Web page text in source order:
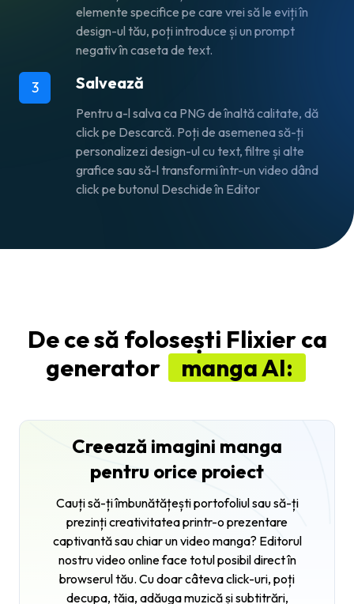
elemente specifice pe care vrei să le eviți în
design-ul tău, poți introduce și un prompt
negativ în caseta de text.
3 Salvează
Pentru a-l salva ca PNG de înaltă calitate, dă
click pe Descarcă. Poți de asemenea să-ți
personalizezi design-ul cu text, filtre și alte
grafice sau să-l transformi într-un video dând
click pe butonul Deschide în Editor
De ce să folosești Flixier ca
generator
manga AI:
Creează imagini manga
pentru orice proiect
Cauți să-ți îmbunătățești portofoliul sau să-ți
prezinți creativitatea printr-o prezentare
captivantă sau chiar un video manga? Editorul
nostru video online face totul posibil direct în
browserul tău. Cu doar câteva click-uri, poți
decupa, tăia, adăuga muzică și subtitrări,